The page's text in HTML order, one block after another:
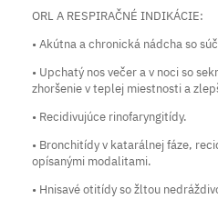
ORL A RESPIRAČNÉ INDIKÁCIE:
• Akútna a chronická nádcha so
• Upchatý nos večer a v noci so
zhoršenie v teplej miestnosti a
• Recidivujúce rinofaryngitídy.
• Bronchitídy v katarálnej fáze,
opísanými modalitami.
• Hnisavé otitídy so žltou